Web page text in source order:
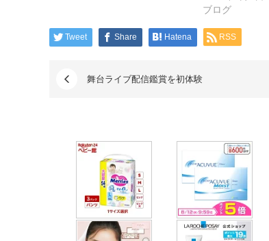
ブログ
Tweet Share Hatena RSS
舞台ライブ配信鑑賞を初体験